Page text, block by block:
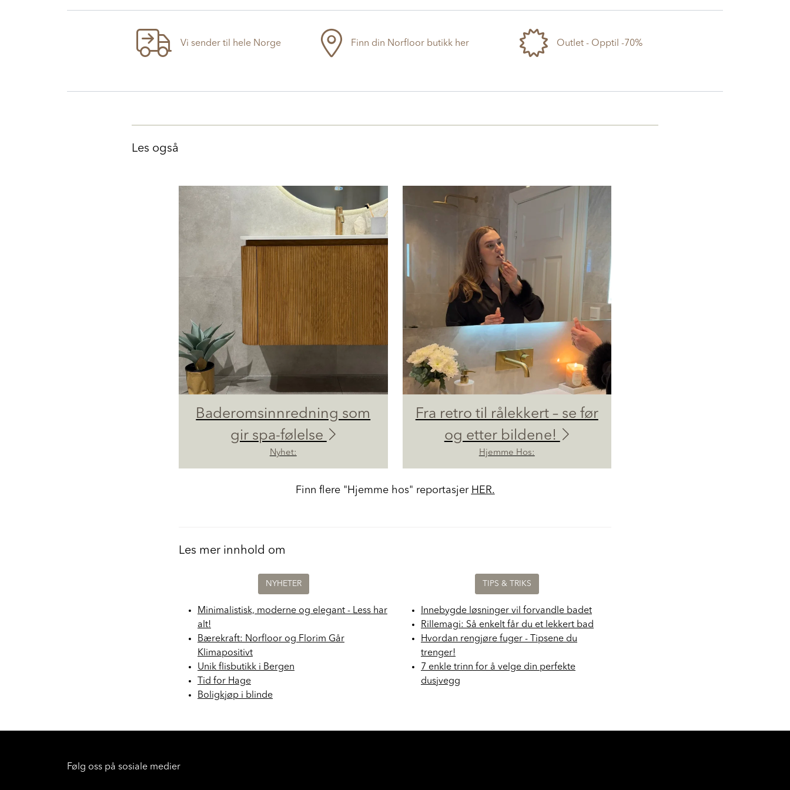
Vi sender til hele Norge Finn din Norfloor butikk her Outlet - Opptil -70%
Les også
Baderomsinnredning som
gir spa-følelse
Nyhet:
Fra retro til rålekkert – se før
og etter bildene!
Hjemme Hos:
Finn flere "Hjemme hos" reportasjer HER.
Les mer innhold om
NYHETER
Minimalistisk, moderne og elegant - Less har
alt!
Bærekraft: Norfloor og Florim Går
Klimapositivt
Unik flisbutikk i Bergen
Tid for Hage
Boligkjøp i blinde
TIPS & TRIKS
Innebygde løsninger vil forvandle badet
Rillemagi: Så enkelt får du et lekkert bad
Hvordan rengjøre fuger - Tipsene du
trenger!
7 enkle trinn for å velge din perfekte
dusjvegg
Følg oss på sosiale medier